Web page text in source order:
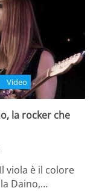
Video
la rocker che
viola è il colore
Daino,…